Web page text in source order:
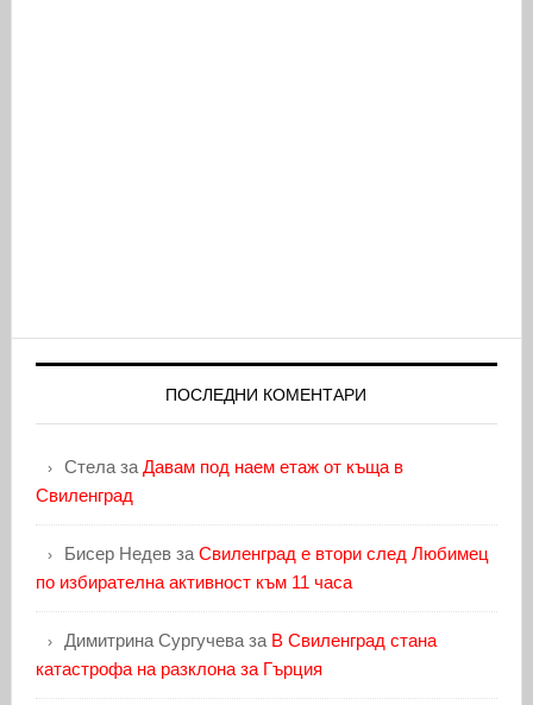
ПОСЛЕДНИ КОМЕНТАРИ
Стелаза Давам под наем етаж от къща в
Свиленград
Бисер Недевза Свиленград е втори след Любимец
по избирателна активност към 11 часа
Димитрина Сургучеваза В Свиленград стана
катастрофа на разклона за Гърция